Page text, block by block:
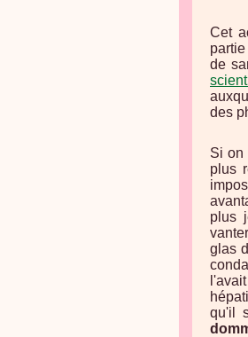
Cet
de
des
Si on
plus
plus
glas
qu'il